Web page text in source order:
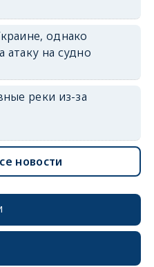
однако
атаку на судно
реки из-за
новости